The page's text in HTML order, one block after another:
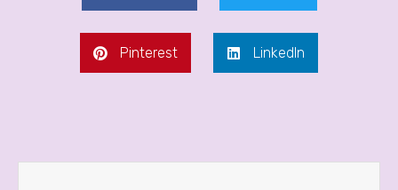
Pinterest LinkedIn